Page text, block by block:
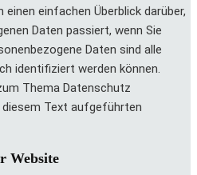
einfachen Überblick darüber,
Daten passiert, wenn Sie
Daten sind alle
identifiziert werden können.
Thema Datenschutz
Text aufgeführten
Website